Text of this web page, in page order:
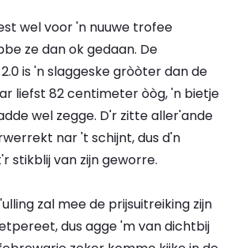
wel voor 'n nuuwe trofee
ze dan ok gedaan. De
is 'n slaggeske gròòter dan de
liefst 82 centimeter òòg, 'n bietje
wel zegge. D'r zitte aller'ande
nar 't schijnt, dus d'n
stikblij van zijn geworre.
zal mee de prijsuitreiking zijn
dus agge 'm van dichtbij